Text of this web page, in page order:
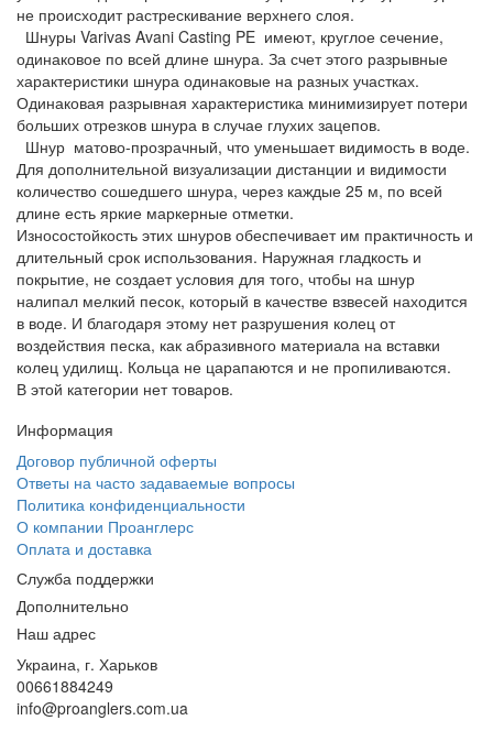
не происходит растрескивание верхнего слоя.
Шнуры Varivas Avani Casting PE имеют, круглое сечение,
одинаковое по всей длине шнура. За счет этого разрывные
характеристики шнура одинаковые на разных участках.
Одинаковая разрывная характеристика минимизирует потери
больших отрезков шнура в случае глухих зацепов.
Шнур матово-прозрачный, что уменьшает видимость в воде.
Для дополнительной визуализации дистанции и видимости
количество сошедшего шнура, через каждые 25 м, по всей
длине есть яркие маркерные отметки.
Износостойкость этих шнуров обеспечивает им практичность и
длительный срок использования. Наружная гладкость и
покрытие, не создает условия для того, чтобы на шнур
налипал мелкий песок, который в качестве взвесей находится
в воде. И благодаря этому нет разрушения колец от
воздействия песка, как абразивного материала на вставки
колец удилищ. Кольца не царапаются и не пропиливаются.
В этой категории нет товаров.
Информация
Договор публичной оферты
Ответы на часто задаваемые вопросы
Политика конфиденциальности
О компании Проанглерс
Оплата и доставка
Служба поддержки
Дополнительно
Наш адрес
Украина, г. Харьков
00661884249
info@proanglers.com.ua